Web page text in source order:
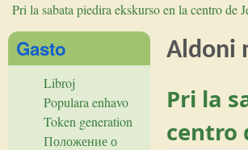
Vi estas ĉi tie
Pri la sabata piedira ekskurso en la centro de
Aldoni
Pri la
centro
Gasto
Libroj
Populara enhavo
Token generation
Положение о